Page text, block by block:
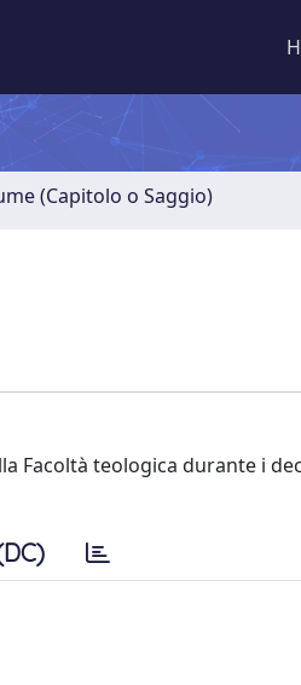
(Capitolo o Saggio)
Facoltà teologica durante i